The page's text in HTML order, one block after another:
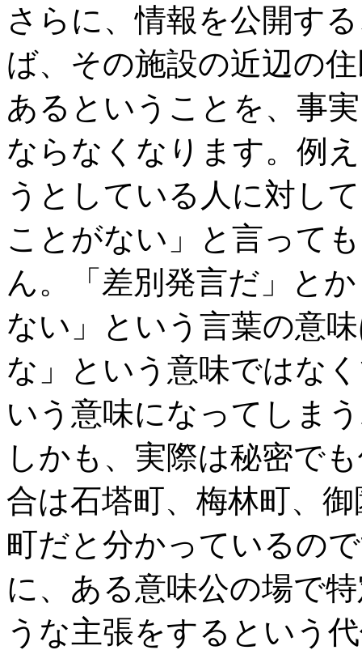
さらに、情報を公開す
ば、その施設の近辺の
あるということを、事
ならなくなります。例
うとしている人に対し
ことがない」と言って
ん。「差別発言だ」と
ない」という言葉の意
な」という意味ではな
いう意味になってしま
しかも、実際は秘密で
合は石塔町、梅林町、
町だと分かっているの
に、ある意味公の場で
うな主張をするという